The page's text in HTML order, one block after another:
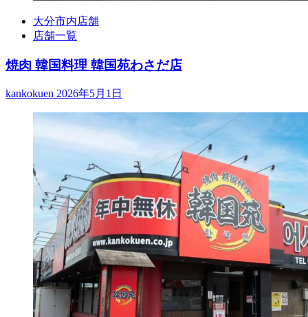
大分市内店舗
店舗一覧
焼肉 韓国料理 韓国苑わさだ店
kankokuen 2026年5月1日